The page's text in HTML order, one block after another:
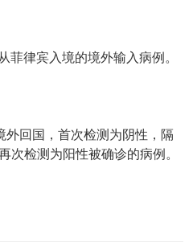
律宾入境的境外输入病例。
回国，首次检测为阴性，隔
次检测为阳性被确诊的病例。